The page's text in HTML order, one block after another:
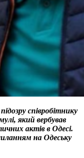
співробітнику
який вербував
актів в Одесі.
на Одеську